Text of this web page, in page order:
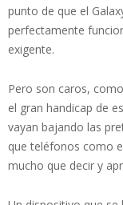
punto de que el
perfectamente
exigente.
Pero son caros,
el gran handicap de
vayan bajando las
que teléfonos como
mucho que decir y